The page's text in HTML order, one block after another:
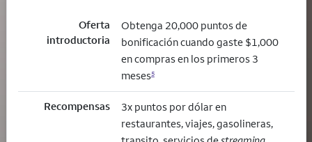
Oferta
introductoria
Obtenga 20,000 puntos de
bonificación cuando gaste $1,000
en compras en los primeros 3
meses5
Recompensas
3x puntos por dólar en
restaurantes, viajes, gasolineras,